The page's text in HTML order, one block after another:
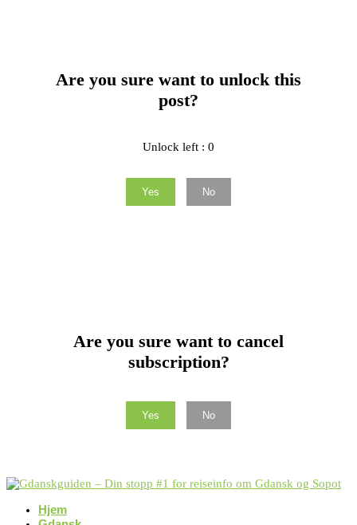
Are you sure want to unlock this
post?
Unlock left : 0
Yes No
Are you sure want to cancel
subscription?
Yes No
Hjem